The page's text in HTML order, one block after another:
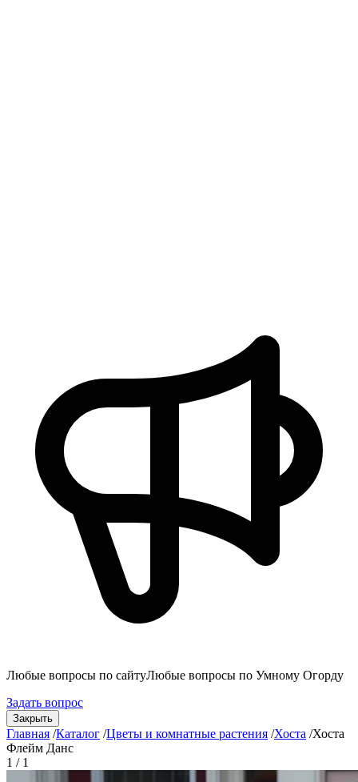
Любые вопросы по сайтуЛюбые вопросы по Умному Огорду
Задать вопрос
Закрыть
Главная /Каталог /Цветы и комнатные растения /Хоста /Хоста
Флейм Данс
1 / 1